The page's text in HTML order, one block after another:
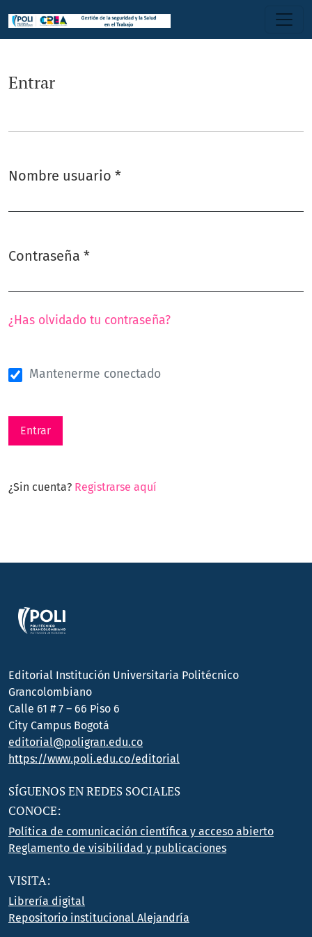
Entrar
Entrar
Nombre usuario *
Contraseña *
¿Has olvidado tu contraseña?
Mantenerme conectado
Entrar
¿Sin cuenta? Registrarse aquí
Editorial Institución Universitaria Politécnico
Grancolombiano
Calle 61 # 7 – 66 Piso 6
City Campus Bogotá
editorial@poligran.edu.co
https://www.poli.edu.co/editorial
SÍGUENOS EN REDES SOCIALES
CONOCE:
Política de comunicación científica y acceso abierto
Reglamento de visibilidad y publicaciones
VISITA:
Librería digital
Repositorio institucional Alejandría